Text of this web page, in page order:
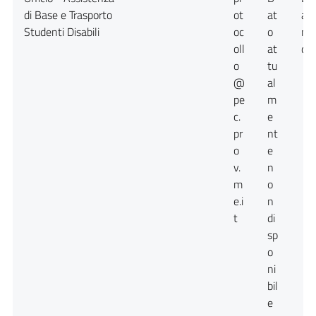
di Base e Trasporto
Studenti Disabili
ot
oc
oll
o
@
pe
c.
pr
o
v.
m
e.i
t
at
o
at
tu
al
m
e
nt
e
n
o
n
di
sp
o
ni
bil
e